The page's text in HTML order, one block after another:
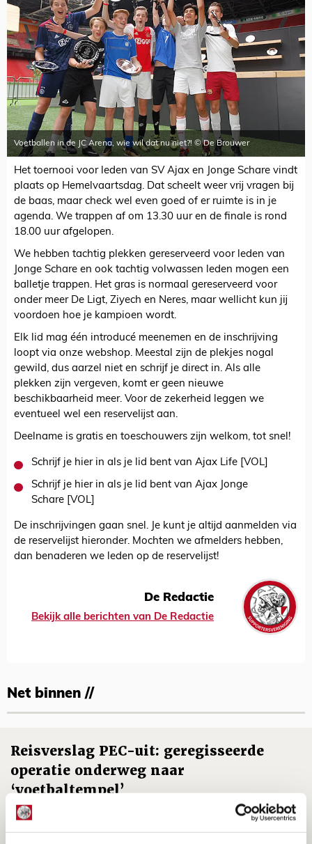
Voetballen in de JC Arena, wie wil dat nu niet?! © De Brouwer
Het toernooi voor leden van SV Ajax en Jonge Schare vindt
plaats op Hemelvaartsdag. Dat scheelt weer vrij vragen bij
de baas, maar check wel even goed of er ruimte is in je
agenda. We trappen af om 13.30 uur en de finale is rond
18.00 uur afgelopen.
We hebben tachtig plekken gereserveerd voor leden van
Jonge Schare en ook tachtig volwassen leden mogen een
balletje trappen. Het gras is normaal gereserveerd voor
onder meer De Ligt, Ziyech en Neres, maar wellicht kun jij
voordoen hoe je kampioen wordt.
Elk lid mag één introducé meenemen en de inschrijving
loopt via onze webshop. Meestal zijn de plekjes nogal
gewild, dus aarzel niet en schrijf je direct in. Als alle
plekken zijn vergeven, komt er geen nieuwe
beschikbaarheid meer. Voor de zekerheid leggen we
eventueel wel een reservelijst aan.
Deelname is gratis en toeschouwers zijn welkom, tot snel!
Schrijf je hier in als je lid bent van Ajax Life [VOL]
Schrijf je hier in als je lid bent van Ajax Jonge
Schare [VOL]
De inschrijvingen gaan snel. Je kunt je altijd aanmelden via
de reservelijst hieronder. Mochten we afmelders hebben,
dan benaderen we leden op de reservelijst!
De Redactie
Bekijk alle berichten van De Redactie
Net binnen //
Reisverslag PEC-uit: geregisseerde
operatie onderweg naar
‘voetbaltempel’
09 AUGUSTUS 2026 - 18:53